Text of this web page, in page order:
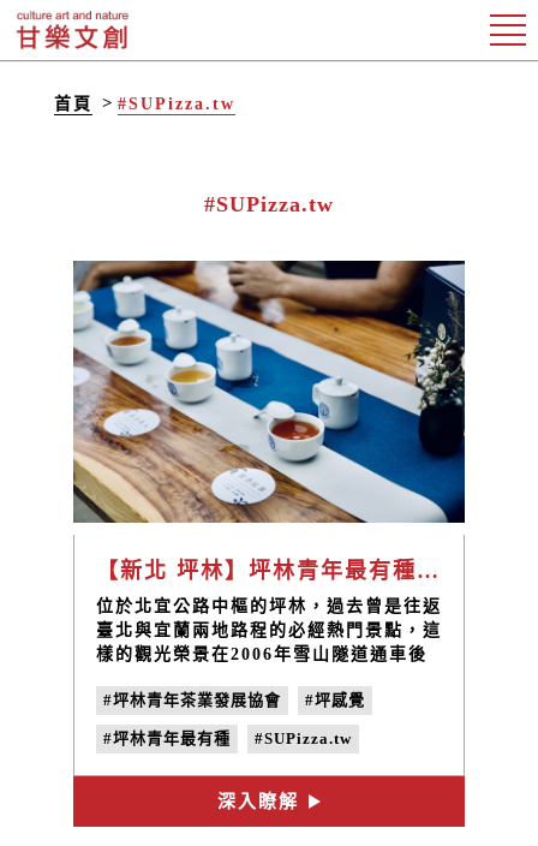
首頁 #SUPizza.tw
#SUPizza.tw
【新北 坪林】坪林青年最有種！低碳旅行找回坪林青活力 | SUPizza.tw、坪感覺、坪林青年茶業發展協會
位於北宜公路中樞的坪林，過去曾是往返
臺北與宜蘭兩地路程的必經熱門景點，這
樣的觀光榮景在2006年雪山隧道通車後
光失去希望，但人潮流失的劣勢反而讓地
方看見全新機會，以低碳作為坪林的生活
態度，也將低碳綠色旅行打造為坪林觀光
的另一個新亮點。
#坪林青年茶業發展協會 #坪感覺
#坪林青年最有種 #SUPizza.tw
#金瓜三號 #返鄉青年
深入瞭解